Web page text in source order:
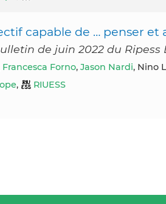
capable de … penser et
de juin 2022 du Ripess
Francesca Forno, Jason Nardi, Nino
, RIUESS